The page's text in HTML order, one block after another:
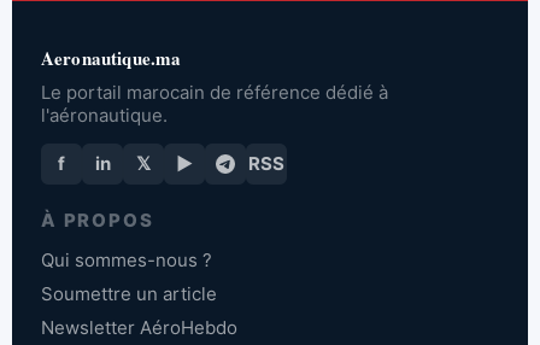
Aeronautique.ma
Le portail marocain de référence dédié à
l'aéronautique.
f in 𝕏 ▶ RSS
À PROPOS
Qui sommes-nous ?
Soumettre un article
Newsletter AéroHebdo